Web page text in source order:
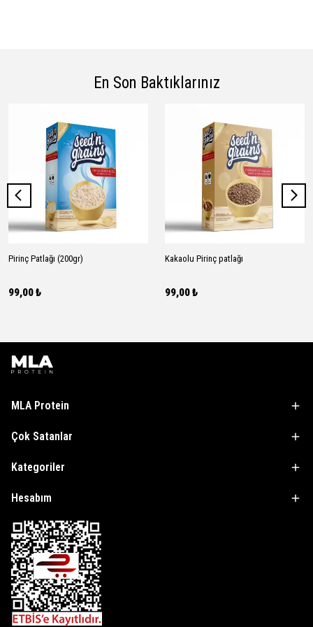
En Son Baktıklarınız
Pirinç Patlağı (200gr)
99,00 ₺
Kakaolu Pirinç patlağı
99,00 ₺
MLA Protein
Çok Satanlar
Kategoriler
Hesabım